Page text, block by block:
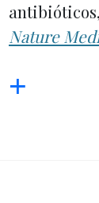
Nature
+